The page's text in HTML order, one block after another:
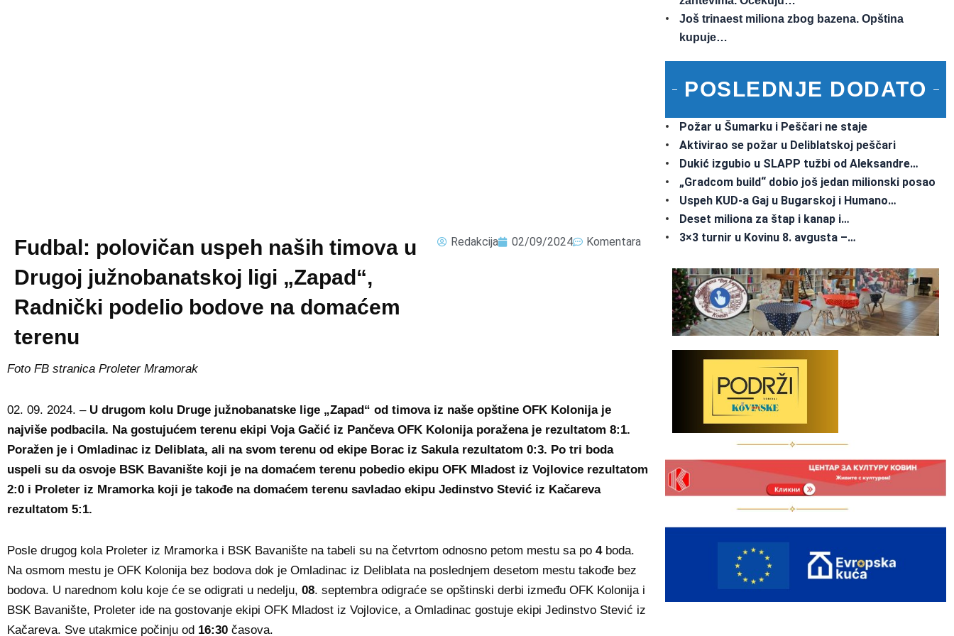
Fudbal: polovičan uspeh naših timova u
Drugoj južnobanatskoj ligi „Zapad“,
Radnički podelio bodove na domaćem
terenu
Redakcija 02/09/2024 Komentara
Foto FB stranica Proleter Mramorak
02. 09. 2024. – U drugom kolu Druge južnobanatske lige „Zapad“ od timova iz naše opštine OFK Kolonija je
najviše podbacila. Na gostujućem terenu ekipi Voja Gačić iz Pančeva OFK Kolonija poražena je rezultatom 8:1.
Poražen je i Omladinac iz Deliblata, ali na svom terenu od ekipe Borac iz Sakula rezultatom 0:3. Po tri boda
uspeli su da osvoje BSK Bavanište koji je na domaćem terenu pobedio ekipu OFK Mladost iz Vojlovice rezultatom
2:0 i Proleter iz Mramorka koji je takođe na domaćem terenu savladao ekipu Jedinstvo Stević iz Kačareva
rezultatom 5:1.
Posle drugog kola Proleter iz Mramorka i BSK Bavanište na tabeli su na četvrtom odnosno petom mestu sa po 4boda.
Na osmom mestu je OFK Kolonija bez bodova dok je Omladinac iz Deliblata na poslednjem desetom mestu takođe bez
bodova. U narednom kolu koje će se odigrati u nedelju, 08. septembra odigraće se opštinski derbi između OFK Kolonija i
BSK Bavanište, Proleter ide na gostovanje ekipi OFK Mladost iz Vojlovice, a Omladinac gostuje ekipi Jedinstvo Stević iz
Kačareva. Sve utakmice počinju od 16:30 časova.
Još trinaest miliona zbog bazena. Opština
kupuje…
POSLEDNJE DODATO
Požar u Šumarku i Peščari ne staje
Aktivirao se požar u Deliblatskoj peščari
Dukić izgubio u SLAPP tužbi od Aleksandre…
„Gradcom build“ dobio još jedan milionski posao
Uspeh KUD-a Gaj u Bugarskoj i Humano…
Deset miliona za štap i kanap i…
3×3 turnir u Kovinu 8. avgusta –…